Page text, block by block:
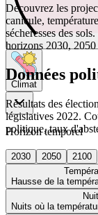
Climat
Horizon temporel
2030 2050
2100
Hausse de la
Nuits où la
Découvrez les
canicule,
sécheresses des
horizons 2030, 2050
Données
Résultats des
législatives 2022.
politique, taux